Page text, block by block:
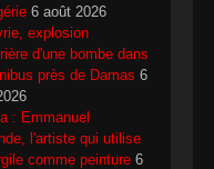
6 août 2026
explosion
d'une bombe dans
près de Damas 6
: Emmanuel
l'artiste qui utilise
comme peinture 6